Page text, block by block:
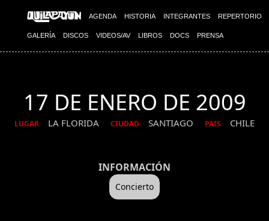
AGENDA HISTORIA INTEGRANTES REPERTORIO
GALERÍA DISCOS VIDEOS/AV LIBROS DOCS PRENSA
17 DE ENERO DE 2009
LUGAR LA FLORIDA CIUDAD SANTIAGO PAIS CHILE
INFORMACIÓN
Concierto